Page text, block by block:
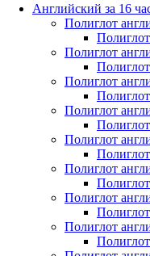
Английский за 16
Полиглот
Полиглот
Полиглот
Полиглот
Полиглот
Полиглот
Полиглот
Полиглот